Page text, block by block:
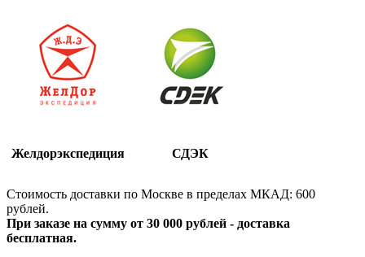
Желдорэкспедиция СДЭК
Стоимость доставки по Москве в пределах МКАД: 600
рублей.
При заказе на сумму от 30 000 рублей - доставка
бесплатная.